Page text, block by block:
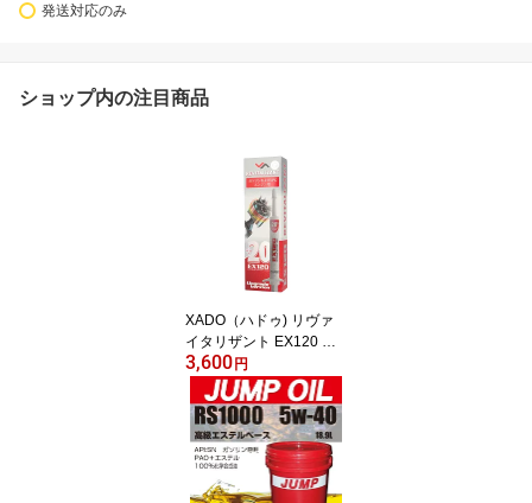
発送対応のみ
ショップ内の注目商品
XADO（ハドゥ) リヴァ
イタリザント EX120 ガ
ソリン＆LPGエンジン用
【日本専用パッケージ】
最強 エンジンオイル添加
剤 XADO JAPAN 修復 保
護 添加剤 オイル添加剤
エンジン オイル 車エン
ジンオイル lpgエンジン
3,600 円